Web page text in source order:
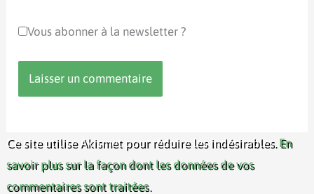
Vous abonner à la newsletter ?
Ce site utilise Akismet pour réduire les indésirables. En
savoir plus sur la façon dont les données de vos
commentaires sont traitées.